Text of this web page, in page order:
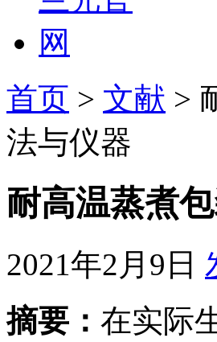
首页 > 文献 >
法与仪器
耐高温蒸煮
2021年2月9日
摘要： 在实际